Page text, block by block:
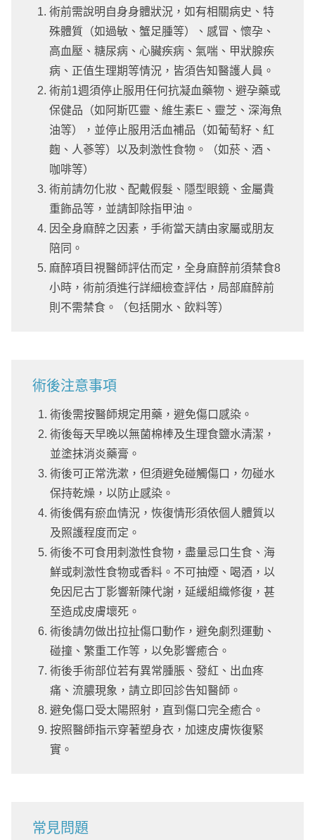
術前需說明自身身體狀況，如有相關病史、特
殊體質（如過敏、蟹足腫等）、感冒、懷孕、
高血壓、糖尿病、心臟疾病、氣喘、甲狀腺疾
病、正值生理期等情況，皆須告知醫護人員。
術前1週須停止服用任何抗凝血藥物、避孕藥或
保健品（如阿斯匹靈、維生素E、靈芝、深海魚
油等），並停止服用活血補品（如葡萄籽、紅
麴、人蔘等）以及刺激性食物。（如菸、酒、
咖啡等）
術前請勿化妝、配戴假髮、隱型眼鏡、金屬貴
重飾品等，並請卸除指甲油。
因全身麻醉之因素，手術當天請由家屬或朋友
陪同。
麻醉項目視醫師評估而定，全身麻醉前須禁食8
小時，術前須進行詳細檢查評估，局部麻醉前
則不需禁食。（包括開水、飲料等）
術後注意事項
術後需按醫師規定用藥，避免傷口感染。
術後每天早晚以無菌棉棒及生理食鹽水清潔，
並塗抹消炎藥膏。
術後可正常洗漱，但須避免碰觸傷口，勿碰水
保持乾燥，以防止感染。
術後偶有瘀血情況，恢復情形須依個人體質以
及照護程度而定。
術後不可食用刺激性食物，盡量忌口生食、海
鮮或刺激性食物或香料。不可抽煙、喝酒，以
免因尼古丁影響新陳代謝，延緩組織修復，甚
至造成皮膚壞死。
術後請勿做出拉扯傷口動作，避免劇烈運動、
碰撞、繁重工作等，以免影響癒合。
術後手術部位若有異常腫脹、發紅、出血疼
痛、流膿現象，請立即回診告知醫師。
避免傷口受太陽照射，直到傷口完全癒合。
按照醫師指示穿著塑身衣，加速皮膚恢復緊
實。
常見問題